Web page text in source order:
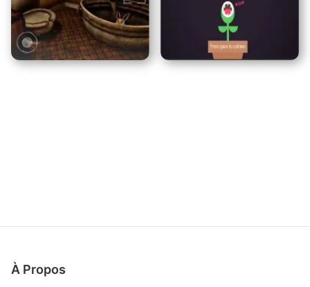
Quatre Couleurs Héros Archer
À Propos